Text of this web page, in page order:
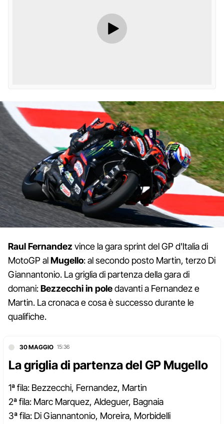
Raul Fernandez vince la gara sprint del GP d'Italia di
MotoGP alMugello: al secondo posto Martin, terzo Di
Giannantonio. La griglia di partenza della gara di
domani:Bezzecchi in poledavanti a Fernandez e
Martin. La cronaca e cosa è successo durante le
qualifiche.
30 MAGGIO 15:36
La griglia di partenza del GP Mugello
1ª fila: Bezzecchi, Fernandez, Martin
2ª fila: Marc Marquez, Aldeguer, Bagnaia
3ª fila: Di Giannantonio, Moreira, Morbidelli